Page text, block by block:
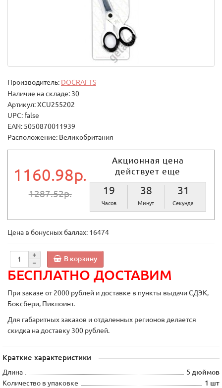
Производитель: DOCRAFTS
Наличие на складе: 30
Артикул: XCU255202
UPC: false
EAN: 5050870011939
Расположение: Великобритания
1160.98р.
1287.52р.
Акционная цена
действует еще
19
Часов
38
Минут
30
Секунд
Цена в бонусных баллах: 16474
В корзину
БЕСПЛАТНО ДОСТАВИМ
При заказе от 2000 рублей и доставке в пункты выдачи СДЭК,
Боксбери, Пикпоинт.
Для габаритных заказов и отдаленных регионов делается
скидка на доставку 300 рублей.
Краткие характеристики
Длина
5 дюймов
Количество в упаковке
1 шт